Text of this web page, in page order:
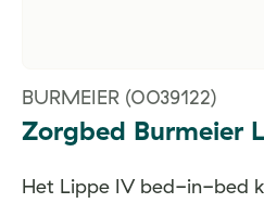
BURMEIER (0039122)
Zorgbed Burmeier
Het Lippe IV bed-in-bed